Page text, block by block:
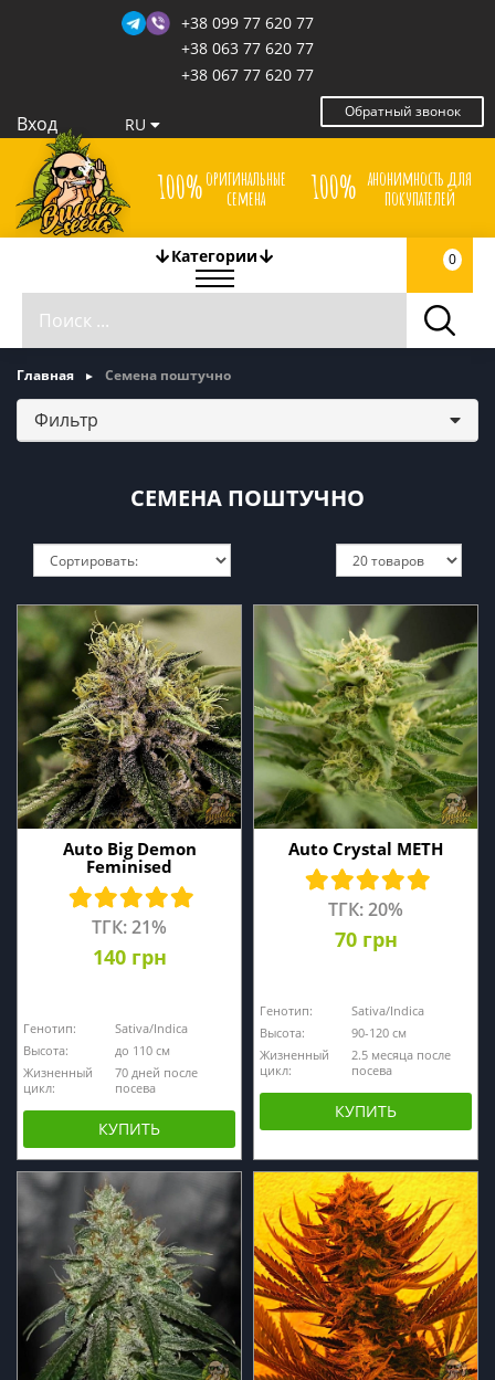
+38 099 77 620 77
+38 063 77 620 77
+38 067 77 620 77
Обратный звонок
Вход RU
100%оригинальные
семена
100% анонимность для
покупателей
Категории 0
Главная Семена поштучно
Фильтр
СЕМЕНА ПОШТУЧНО
Auto Big Demon
Feminised
ТГК: 21%
140 грн
Генотип:
Sativa/Indica
Высота:
до 110 см
Жизненный
цикл:
70 дней после
посева
КУПИТЬ
Auto Crystal METH
ТГК: 20%
70 грн
Генотип:
Sativa/Indica
Высота:
90-120 см
Жизненный
цикл:
2.5 месяца после
посева
КУПИТЬ